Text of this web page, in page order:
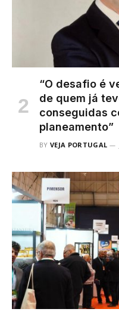
“O desafio é
de quem já
conseguidas
planeamento”
BY VEJA PORTUGAL